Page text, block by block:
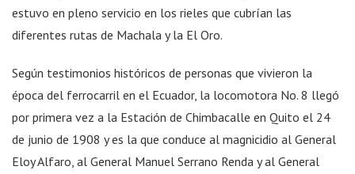
estuvo en pleno servicio en los rieles que cubrían las
diferentes rutas de Machala y la El Oro.
Según testimonios históricos de personas que vivieron la
época del ferrocarril en el Ecuador, la locomotora No. 8 llegó
por primera vez a la Estación de Chimbacalle en Quito el 24
de junio de 1908 y es la que conduce al magnicidio al General
Eloy Alfaro, al General Manuel Serrano Renda y al General